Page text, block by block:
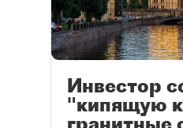
Инвестор
"кипящую